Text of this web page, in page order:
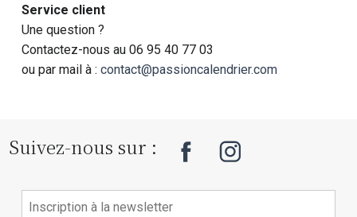
Service client
Une question ?
Contactez-nous au 06 95 40 77 03
ou par mail à :contact@passioncalendrier.com
Suivez-nous sur :